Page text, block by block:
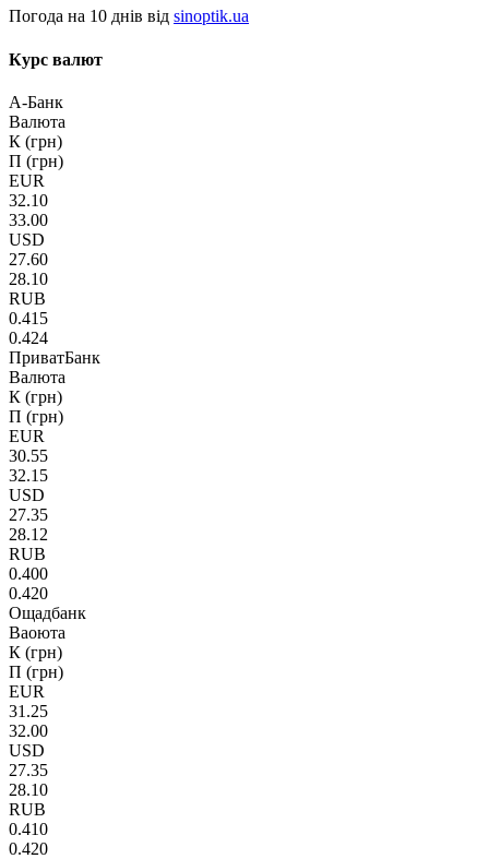
Погода на 10 днів від sinoptik.ua
Курс валют
А-Банк
Валюта
К (грн)
П (грн)
EUR
32.10
33.00
USD
27.60
28.10
RUB
0.415
0.424
ПриватБанк
Валюта
К (грн)
П (грн)
EUR
30.55
32.15
USD
27.35
28.12
RUB
0.400
0.420
Ощадбанк
Ваоюта
К (грн)
П (грн)
EUR
31.25
32.00
USD
27.35
28.10
RUB
0.410
0.420